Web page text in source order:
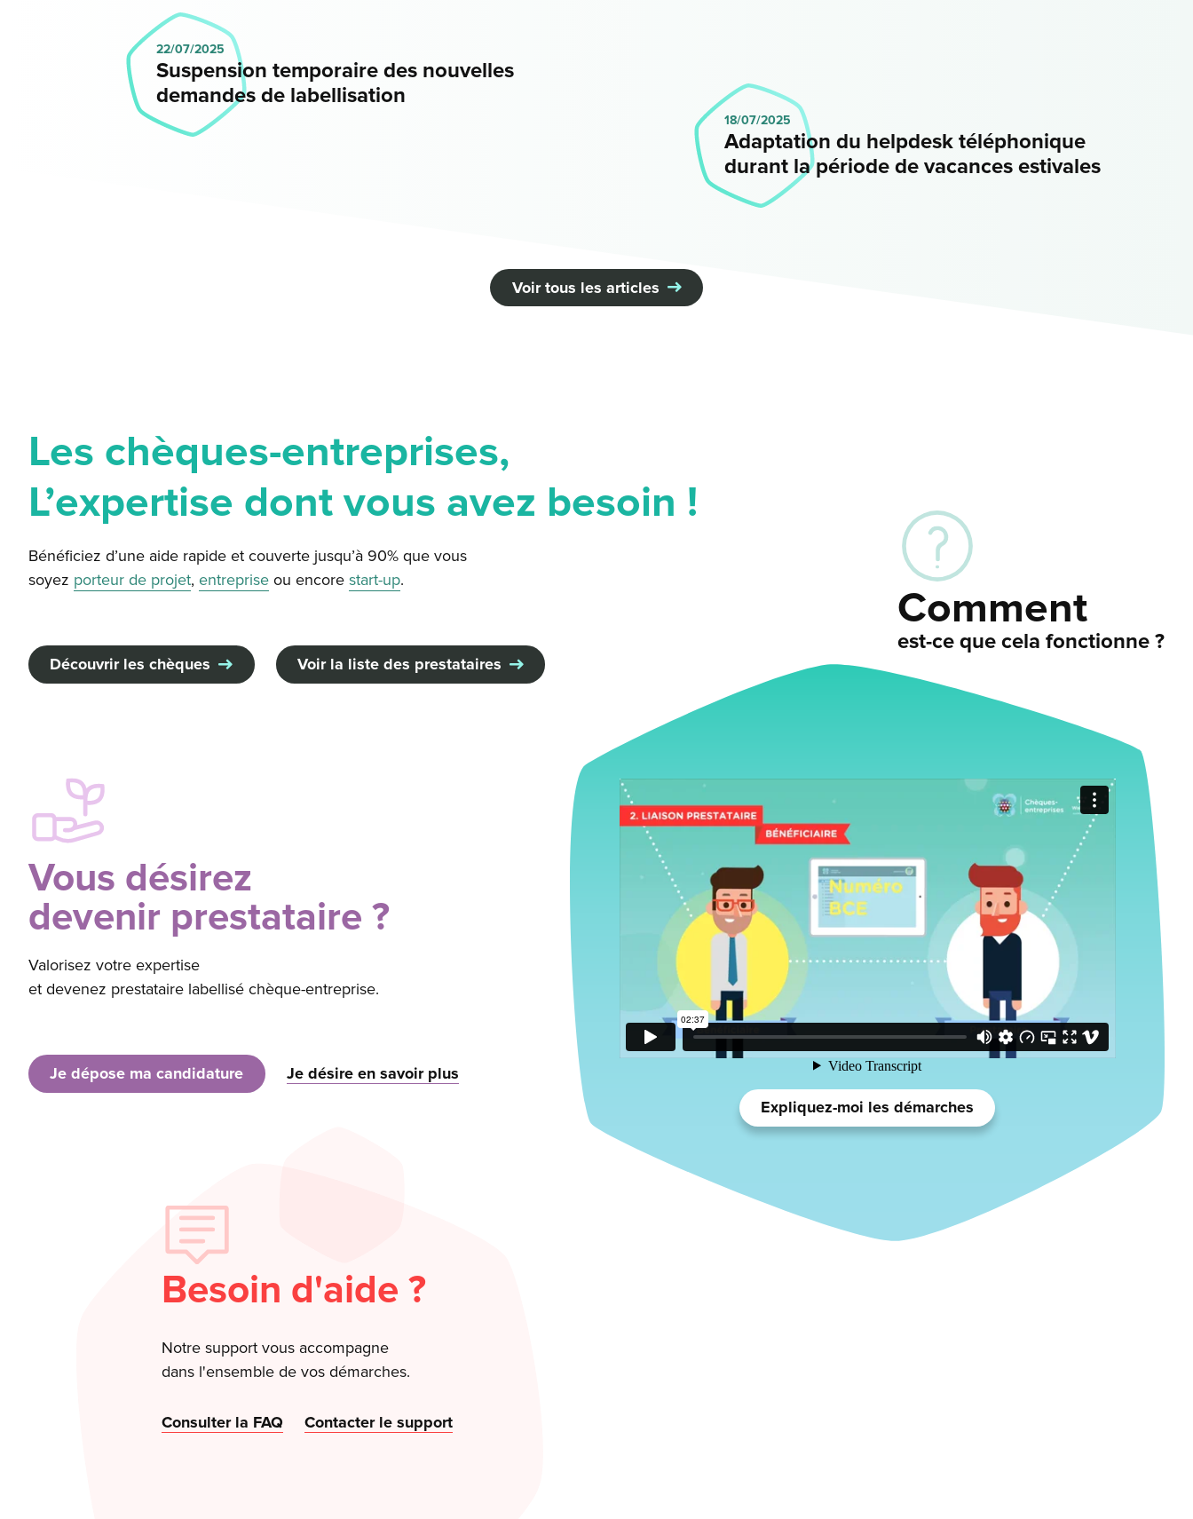
22/07/2025
Suspension temporaire des nouvelles
demandes de labellisation
18/07/2025
Adaptation du helpdesk téléphonique
durant la période de vacances estivales
Voir tous les articles
Les chèques-entreprises,
L’expertise dont vous avez besoin !
Bénéficiez d’une aide rapide et couverte jusqu’à 90% que vous
soyez porteur de projet, entreprise ou encore start-up.
Découvrir les chèques Voir la liste des prestataires
Comment
est-ce que cela fonctionne ?
Expliquez-moi les démarches
Vous désirez
devenir prestataire ?
Valorisez votre expertise
et devenez prestataire labellisé chèque-entreprise.
Je dépose ma candidature Je désire en savoir plus
Besoin d'aide ?
Notre support vous accompagne
dans l'ensemble de vos démarches.
Consulter la FAQ Contacter le support